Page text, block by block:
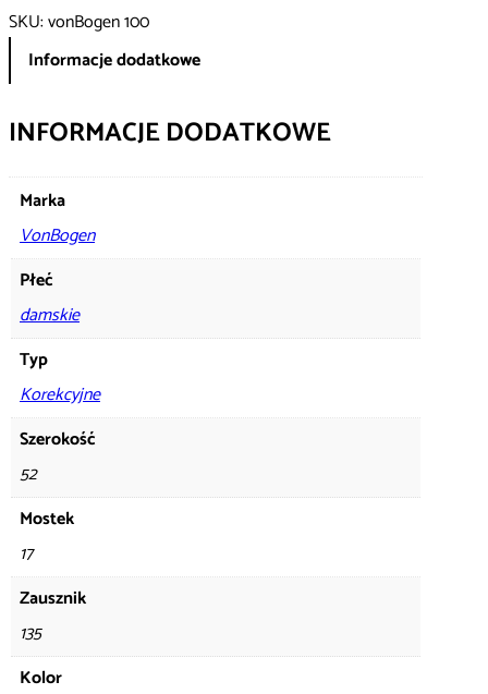
SKU:vonBogen 100
Informacje dodatkowe
INFORMACJE DODATKOWE
Marka
VonBogen
Płeć
damskie
Typ
Korekcyjne
Szerokość
52
Mostek
17
Zausznik
135
Kolor